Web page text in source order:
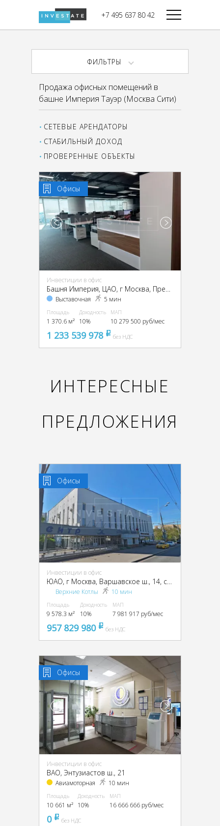
+7 495 637 80 42
Дикси
Магнолия
В башне
Запад
Башня Федерация-I
Восток
Город Столиц,
Северный блок
Южный блок
ФИЛЬТРЫ
Продажа офисных помещений в
башне Империя Тауэр (Москва Сити)
СЕТЕВЫЕ АРЕНДАТОРЫ
СТАБИЛЬНЫЙ ДОХОД
ПРОВЕРЕННЫЕ ОБЪЕКТЫ
Офисы
Инвестиции в офис
Башня Империя, ЦАО, г Москва, Пресненская наб., 6, стр. 2
Выставочная 5 мин
Площадь
1 370.6 м²
Доходность
10%
МАП
10 279 500 руб/мес
1 233 539 978 pуббез НДС
ИНТЕРЕСНЫЕ
ПРЕДЛОЖЕНИЯ
Офисы
Инвестиции в офис
Верхние Котлы 10 мин
Площадь
9 578.3 м²
Доходность
10%
МАП
7 981 917 руб/мес
957 829 980 pуббез НДС
Офисы
Инвестиции в офис
ВАО, Энтузиастов ш., 21
Авиамоторная 10 мин
Площадь
10 661 м²
Доходность
10%
МАП
16 666 666 руб/мес
0 pуббез НДС